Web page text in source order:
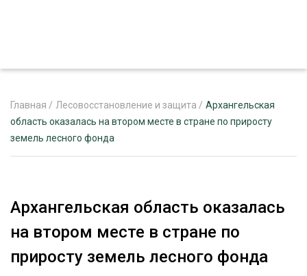
ЖУРНАЛ «ЛЕСНОЙ КОМПЛЕКС»
РЕКЛАМОДАТЕЛЯМ
Главная / Лесовосстановление и защита / Архангельская
область оказалась на втором месте в стране по приросту
земель лесного фонда
Архангельская область оказалась
на втором месте в стране по
приросту земель лесного фонда